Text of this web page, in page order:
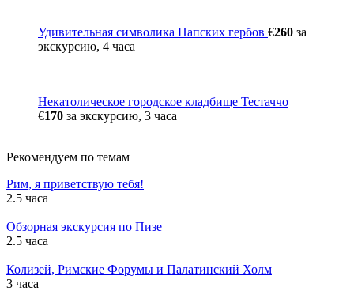
Удивительная символика Папских гербов €260 за
экскурсию, 4 часа
Некатолическое городское кладбище Тестаччо
€170 за экскурсию, 3 часа
Рекомендуем по темам
Рим, я приветствую тебя!
2.5 часа
Обзорная экскурсия по Пизе
2.5 часа
Колизей, Римские Форумы и Палатинский Холм
3 часа